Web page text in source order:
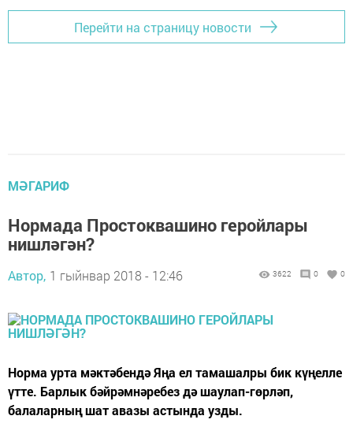
Перейти на страницу новости
МӘГАРИФ
Нормада Простоквашино геройлары
нишләгән?
Автор, 1 гыйнвар 2018 - 12:46 3622 0 0
Норма урта мәктәбендә Яңа ел тамашалры бик күңелле
үтте. Барлык бәйрәмнәребез дә шаулап-гөрләп,
балаларның шат авазы астында узды.